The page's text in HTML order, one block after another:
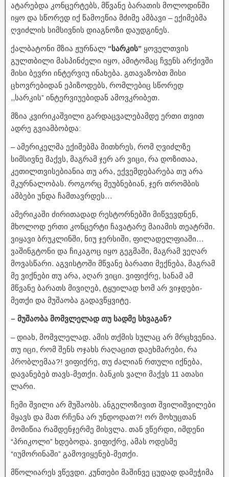
ატარებდა კონცერტებს, მწვანე ბარათის მოლოდინში
იყო და სწორედ იქ წამოეწია მძიმე ამბავი – ექიმებმა
ღვიძლის სიმსივნის დიაგნოზი დაუდგინეს.
ქალბატონი მზია ჟურნალ “სარკის” ყოველთვის
გულთბილი მასპინძელი იყო, ამიტომაც ჩვენს არქივში
მისი ბევრი ინტერვიუ ინახება. გთავაზობთ მისი
ცხოვრებიდან ეპიზოდებს, რომლებიც სწორედ
,,სარკის” ინტერვიუებიდან ამოვკრიბეთ.
მზია კვირიკაშვილი გარდაცვალებამდე ერთი თვით
ადრე გვიამბობდა:
– ამერიკელმა ექიმებმა მითხრეს, რომ ღვიძლზე
სიმსივნე მაქვს, მაგრამ ჯერ არ ვიცი, რა დოზითაა,
კეთილთვისებიანია თუ არა, ექვემდებარება თუ არა
მკურნალობას. როგორც მეუბნებიან, ჯერ თრომბის
ამბები უნდა ჩამთავრდეს…
ამერიკაში ძირითადად რესტორნებში მიწვევდნენ,
მხოლოდ ერთი კონცერტი ჩავატარე მაიამის თეატრში.
ვიყავი ბრუკლინში, ნიუ ჯერსიში, ფილადელფიაში…
ვაშინგტონი და ჩიკაგოც იყო გეგმაში, მაგრამ ვეღარ
მოვასწარი. აგვისტოში მწვანე ბარათი მექნება, მაგრამ
მე ვიქნები თუ არა, აღარ ვიცი. ვიფიქრე, სანამ ამ
მწვანე ბარათს მივიღებ, ტყუილად ხომ არ ვიჯდები-
მეთქი და მუშაობა გადავწყვიტე.
– მუშაობა მომვლელად თუ სადმე სხვაგან?
– დიახ, მომვლელად. ამის თქმის სულაც არ მრცხვენია.
თუ იცი, რომ შენს ოჯახს რაღაცით დაეხმარები, რა
პრობლემაა?! ვიფიქრე, თუ ძალიან რთული იქნება,
დავანებებ თავს-მეთქი. ბანკის ვალი მაქვს 11 ათასი
ლარი.
ჩემი შვილი არ მუშაობს. ანგელოზივით შვილიშვილები
მყავს და მათ რჩენა არ უნდოდათ?! ორ მოხუცთან
მომიწია რამდენჯერმე მისვლა. თან ვწერდი, იმდენი
“პრიკოლი” ხდებოდა. ვიფიქრე, ამას ოდესმე
“იუმორინაში” გამოვიყენებ-მეთქი.
მწოლიარეს ვწევდი. კუნთები მაშინვე ცუდად დამეჭიმა